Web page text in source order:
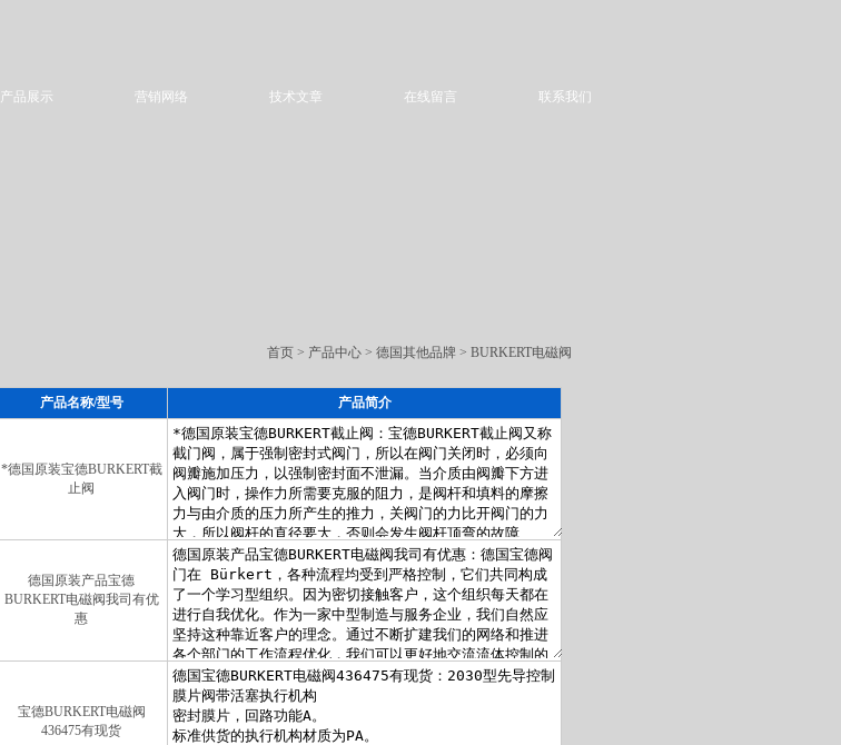
产品展示 营销网络 技术文章 在线留言 联系我们
首页 > 产品中心 > 德国其他品牌 > BURKERT电磁阀
产品名称/型号 产品简介
*德国原装宝德BURKERT截
止阀
德国原装产品宝德
BURKERT电磁阀我司有优
惠
宝德BURKERT电磁阀
436475有现货